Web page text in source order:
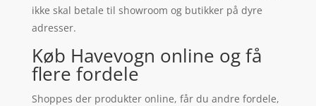
ikke skal betale til showroom og butikker på dyre
adresser.
Køb Havevogn online og få
flere fordele
Shoppes der produkter online, får du andre fordele,